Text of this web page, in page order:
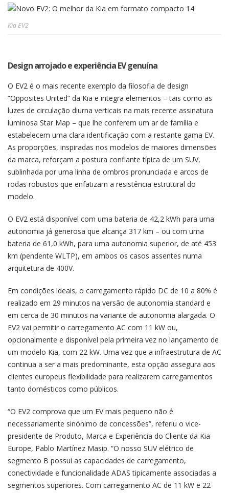
Kia EV2
Design arrojado e experiência EV genuína
O EV2 é o mais recente exemplo da filosofia de design
“Opposites United” da Kia e integra elementos – tais como as
luzes de circulação diurna verticais na mais recente assinatura
luminosa Star Map – que lhe conferem um ar de família e
estabelecem uma clara identificação com a restante gama EV.
As proporções, inspiradas nos modelos de maiores dimensões
da marca, reforçam a postura confiante típica de um SUV,
sublinhada por uma linha de ombros pronunciada e arcos de
rodas robustos que enfatizam a resistência estrutural do
modelo.
O EV2 está disponível com uma bateria de 42,2 kWh para uma
autonomia já generosa que alcança 317 km – ou com uma
bateria de 61,0 kWh, para uma autonomia superior, de até 453
km (pendente WLTP), em ambos os casos assentes numa
arquitetura de 400V.
Em condições ideais, o carregamento rápido DC de 10 a 80% é
realizado em 29 minutos na versão de autonomia standard e
em cerca de 30 minutos na variante de autonomia alargada. O
EV2 vai permitir o carregamento AC com 11 kW ou,
opcionalmente e disponível pela primeira vez no lançamento de
um modelo Kia, com 22 kW. Uma vez que a infraestrutura de AC
continua a ser a mais predominante, esta opção assegura aos
clientes europeus flexibilidade para realizarem carregamentos
tanto domésticos como públicos.
“O EV2 comprova que um EV mais pequeno não é
necessariamente sinónimo de concessões”, referiu o vice-
presidente de Produto, Marca e Experiência do Cliente da Kia
Europe, Pablo Martínez Masip. “O nosso SUV elétrico de
segmento B possui as capacidades de carregamento,
conectividade e funcionalidade ADAS tipicamente associadas a
segmentos superiores. Com carregamento AC de 11 kW e 22